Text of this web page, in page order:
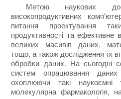
Метою наукових
високопродуктивних
питання проектування
продуктивності та ефективне
великих масивів даних,
тощо, а також дослідження їх
обробки даних. На сьогодні
систем опрацювання
охоплюючи такі наукоємні
молекулярна фармакологія,